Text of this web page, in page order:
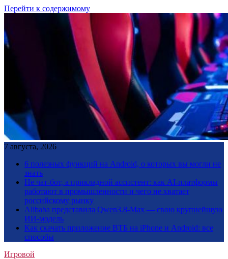
Перейти к содержимому
7 августа, 2026
6 полезных функций на Android, о которых вы могли не
знать
Не чат-бот, а прикладной ассистент: как AI-платформы
работают в промышленности и чего не хватает
российскому рынку
Alibaba представила Qwen3.8-Max — свою крупнейшую
ИИ-модель
Как скачать приложение ВТБ на iPhone и Android: все
способы
Игровой